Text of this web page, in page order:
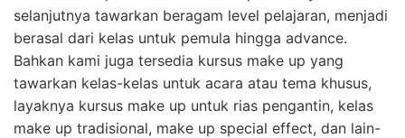
selanjutnya tawarkan beragam level pelajaran, menjadi
berasal dari kelas untuk pemula hingga advance.
Bahkan kami juga tersedia kursus make up yang
tawarkan kelas-kelas untuk acara atau tema khusus,
layaknya kursus make up untuk rias pengantin, kelas
make up tradisional, make up special effect, dan lain-